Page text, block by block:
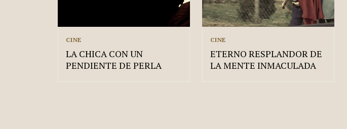
CINE
LA CHICA CON UN
PENDIENTE DE PERLA
CINE
ETERNO RESPLANDOR DE
LA MENTE INMACULADA